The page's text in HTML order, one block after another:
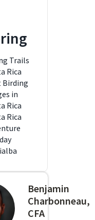
Trails
Rica
Birding
in
Rica
Rica
Benjamin
Charbonneau,
CFA